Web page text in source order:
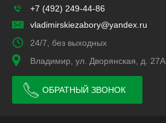
+7 (492) 249-44-86
vladimirskiezabory@yandex.ru
24/7, без выходных
Владимир, ул. Дворянская, д. 27А
ОБРАТНЫЙ ЗВОНОК